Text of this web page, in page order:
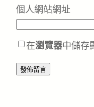
個人網站網址
在瀏覽器中儲存